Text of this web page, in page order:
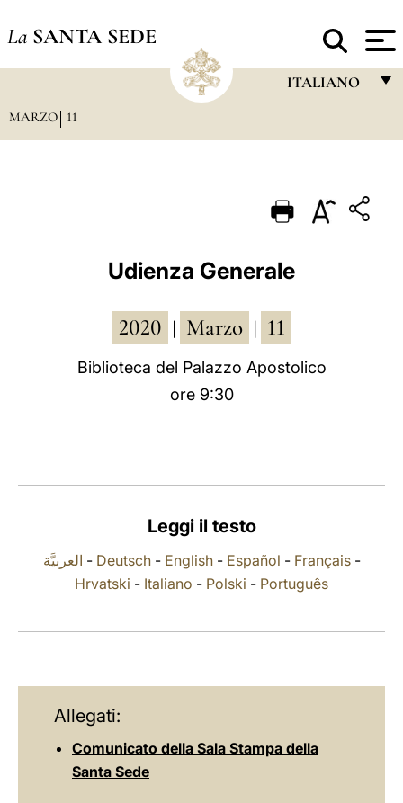
La SANTA SEDE
ITALIANO
PORTUGUÊS
العربيّة
MARZO 11
Udienza Generale
2020 Marzo 11
Biblioteca del Palazzo Apostolico
ore 9:30
Leggi il testo
العربيَّة - Deutsch- English- Español - Français-
Hrvatski - Italiano - Polski - Português
Allegati:
Comunicato della Sala Stampa della
Santa Sede